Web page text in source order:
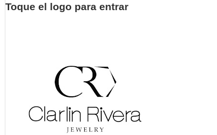
Toque el logo para entrar